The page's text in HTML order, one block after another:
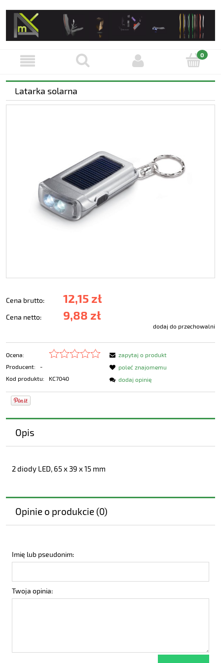
Latarka solarna
Cena brutto: 12,15 zł
Cena netto: 9,88 zł
dodaj do przechowalni
Ocena:
Producent:
-
Kod produktu:
KC7040
zapytaj o produkt
poleć znajomemu
dodaj opinię
Opis
2 diody LED, 65 x 39 x 15 mm
Opinie o produkcie (0)
Imię lub pseudonim:
Twoja opinia: